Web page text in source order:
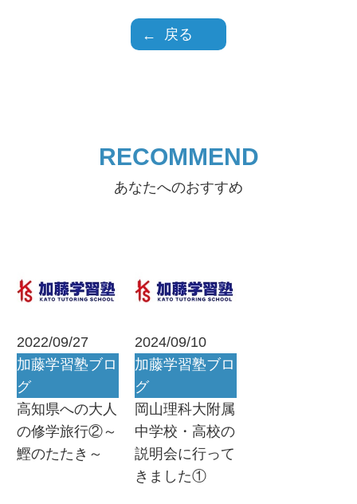
戻る
RECOMMEND
あなたへのおすすめ
2022/09/27
加藤学習塾ブロ
グ
高知県への大人
の修学旅行②～
鰹のたたき～
2024/09/10
加藤学習塾ブロ
グ
岡山理科大附属
中学校・高校の
説明会に行って
きました①